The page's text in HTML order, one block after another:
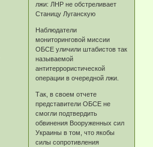
лжи: ЛНР не обстреливает
Станицу Луганскую
Наблюдатели
мониторинговой миссии
ОБСЕ уличили штабистов так
называемой
антитеррористической
операции в очередной лжи.
Так, в своем отчете
представители ОБСЕ не
смогли подтвердить
обвинения Вооруженных сил
Украины в том, что якобы
силы сопротивления